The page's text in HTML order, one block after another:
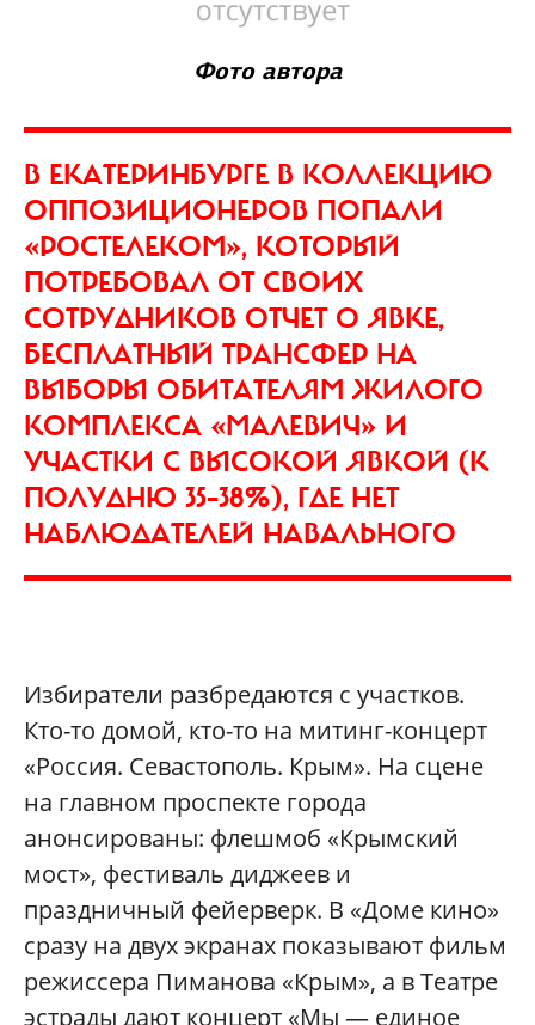
Фото автора
В ЕКАТЕРИНБУРГЕ В КОЛЛЕКЦИЮ
ОППОЗИЦИОНЕРОВ ПОПАЛИ
«РОСТЕЛЕКОМ», КОТОРЫЙ
ПОТРЕБОВАЛ ОТ СВОИХ
СОТРУДНИКОВ ОТЧЕТ О ЯВКЕ,
БЕСПЛАТНЫЙ ТРАНСФЕР НА
ВЫБОРЫ ОБИТАТЕЛЯМ ЖИЛОГО
КОМПЛЕКСА «МАЛЕВИЧ» И
УЧАСТКИ С ВЫСОКОЙ ЯВКОЙ (К
ПОЛУДНЮ 35–38%), ГДЕ НЕТ
НАБЛЮДАТЕЛЕЙ НАВАЛЬНОГО
Избиратели разбредаются с участков.
Кто-то домой, кто-то на митинг-концерт
«Россия. Севастополь. Крым». На сцене
на главном проспекте города
анонсированы: флешмоб «Крымский
мост», фестиваль диджеев и
праздничный фейерверк. В «Доме кино»
сразу на двух экранах показывают фильм
режиссера Пиманова «Крым», а в Театре
эстрады дают концерт «Мы — единое